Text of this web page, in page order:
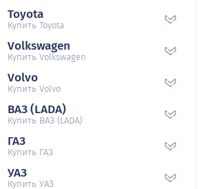
Toyota
Купить Toyota
Volkswagen
Купить Volkswagen
Volvo
Купить Volvo
ВАЗ (LADA)
Купить ВАЗ (LADA)
ГАЗ
Купить ГАЗ
УАЗ
Купить УАЗ